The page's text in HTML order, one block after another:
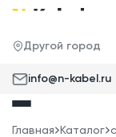
Другой город
info@n-kabel.ru
Главная Каталог